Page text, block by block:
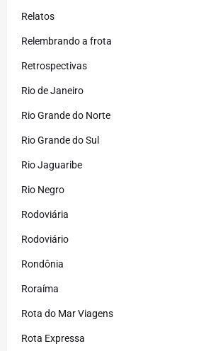
Relatos
Relembrando a frota
Retrospectivas
Rio de Janeiro
Rio Grande do Norte
Rio Grande do Sul
Rio Jaguaribe
Rio Negro
Rodoviária
Rodoviário
Rondônia
Roraíma
Rota do Mar Viagens
Rota Expressa